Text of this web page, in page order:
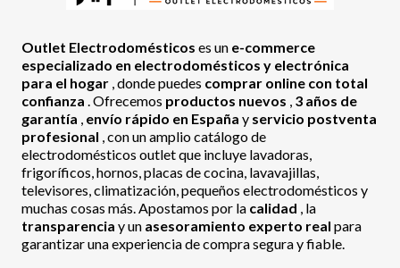
Outlet Electrodomésticos es un e-commerce
especializado en electrodomésticos y electrónica
para el hogar , donde puedes comprar online con total
confianza . Ofrecemos productos nuevos , 3 años de
garantía , envío rápido en España y servicio postventa
profesional , con un amplio catálogo de
electrodomésticos outlet que incluye lavadoras,
frigoríficos, hornos, placas de cocina, lavavajillas,
televisores, climatización, pequeños electrodomésticos y
muchas cosas más. Apostamos por la calidad , la
transparencia y un asesoramiento experto real para
garantizar una experiencia de compra segura y fiable.